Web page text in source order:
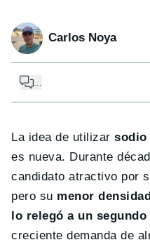
Carlos Noya
La idea de utilizarsodio
es nueva. Durante
candidato atractivo por
pero su menor
lo relegó a un segundo
creciente demanda de